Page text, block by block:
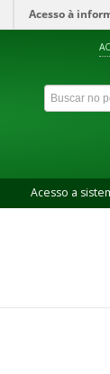
Acesso à
Acesso a